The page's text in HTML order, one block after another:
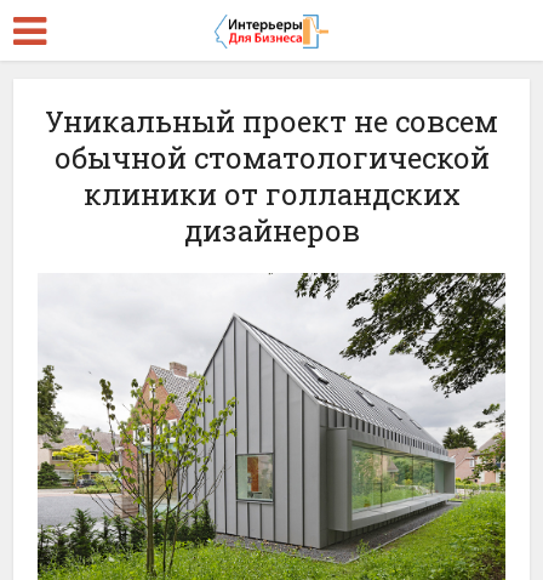
Уникальный проект не совсем
обычной стоматологической
клиники от голландских
дизайнеров